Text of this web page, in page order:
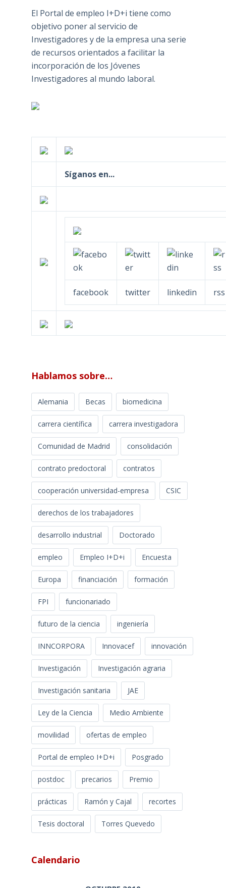
El Portal de empleo I+D+i tiene como
objetivo poner al servicio de
Investigadores y de la empresa una serie
de recursos orientados a facilitar la
incorporación de los Jóvenes
Investigadores al mundo laboral.
Síganos en...
facebook twitter linkedin rss
Hablamos sobre…
Alemania Becas biomedicina
carrera científica carrera investigadora
Comunidad de Madrid consolidación
contrato predoctoral contratos
cooperación universidad-empresa CSIC
derechos de los trabajadores
desarrollo industrial Doctorado
empleo Empleo I+D+i Encuesta
Europa financiación formación
FPI funcionariado
futuro de la ciencia ingeniería
INNCORPORA Innovacef innovación
Investigación Investigación agraria
Investigación sanitaria JAE
Ley de la Ciencia Medio Ambiente
movilidad ofertas de empleo
Portal de empleo I+D+i Posgrado
postdoc precarios Premio
prácticas Ramón y Cajal recortes
Tesis doctoral Torres Quevedo
Calendario